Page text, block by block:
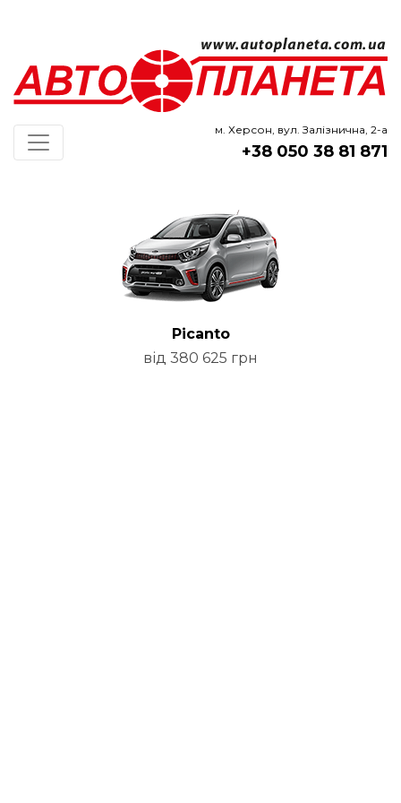
м. Херсон, вул. Залізнична, 2-а
+38 050 38 81 871
Picanto
від 380 625 грн